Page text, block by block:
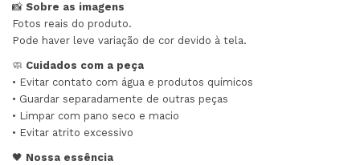
📸 Sobre as imagens
Fotos reais do produto.
Pode haver leve variação de cor devido à tela.
🧼 Cuidados com a peça
• Evitar contato com água e produtos químicos
• Guardar separadamente de outras peças
• Limpar com pano seco e macio
• Evitar atrito excessivo
🖤 Nossa essência